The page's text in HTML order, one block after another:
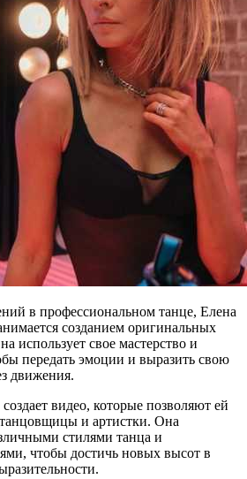
в профессиональном танце, Елена
созданием оригинальных
использует свое мастерство и
передать эмоции и выразить свою
движения.
видео, которые позволяют ей
танцовщицы и артистки. Она
стилями танца и
чтобы достичь новых высот в